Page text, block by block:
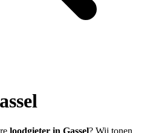
loodgieter in Gassel? Wij tonen